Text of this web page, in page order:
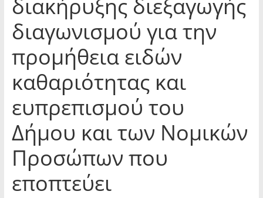
διακήρυξης διεξαγωγής
διαγωνισμού για την
προμήθεια ειδών
καθαριότητας και
ευπρεπισμού του
Δήμου και των Νομικών
Προσώπων που
εποπτεύει